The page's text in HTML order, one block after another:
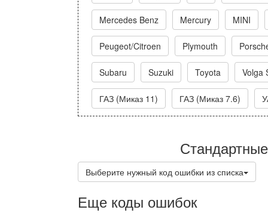
Mercedes Benz Mercury MINI
Peugeot/Citroen Plymouth
Subaru Suzuki Toyota Volga
ГАЗ (Миказ 11) ГАЗ (Миказ 7.6)
Выберите нужный код ошибки из списка
Еще коды ошибок